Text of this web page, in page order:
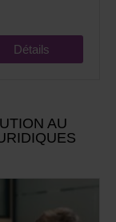
Détails
AU